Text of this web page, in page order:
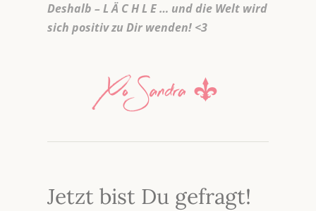
Deshalb – L Ä C H L E … und die Welt wird
sich positiv zu Dir wenden! <3
Jetzt bist Du gefragt!